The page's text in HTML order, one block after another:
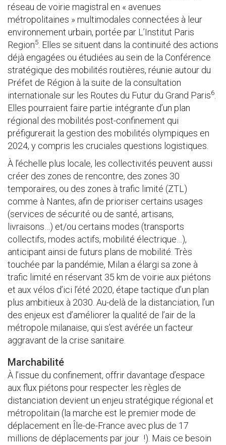
réseau de voirie magistral en « avenues
métropolitaines » multimodales connectées à leur
environnement urbain, portée par L’Institut Paris
Region5 . Elles se situent dans la continuité des actions
déjà engagées ou étudiées au sein de la Conférence
stratégique des mobilités routières, réunie autour du
Préfet de Région à la suite de la consultation
internationale sur les Routes du Futur du Grand Paris6
Elles pourraient faire partie intégrante d’un plan
régional des mobilités post-confinement qui
préfigurerait la gestion des mobilités olympiques en
2024, y compris les cruciales questions logistiques.
À l’échelle plus locale, les collectivités peuvent aussi
créer des zones de rencontre, des zones 30
temporaires, ou des zones à trafic limité (ZTL)
comme à Nantes, afin de prioriser certains usages
(services de sécurité ou de santé, artisans,
livraisons…) et/ou certains modes (transports
collectifs, modes actifs, mobilité électrique…),
anticipant ainsi de futurs plans de mobilité. Très
touchée par la pandémie, Milan a élargi sa zone à
trafic limité en réservant 35 km de voirie aux piétons
et aux vélos d’ici l’été 2020, étape tactique d’un plan
plus ambitieux à 2030. Au-delà de la distanciation, l’un
des enjeux est d’améliorer la qualité de l’air de la
métropole milanaise, qui s’est avérée un facteur
aggravant de la crise sanitaire.
Marchabilité
À l’issue du confinement, offrir davantage d’espace
aux flux piétons pour respecter les règles de
distanciation devient un enjeu stratégique régional et
métropolitain (la marche est le premier mode de
déplacement en Île-de-France avec plus de 17
millions de déplacements par jour !). Mais ce besoin